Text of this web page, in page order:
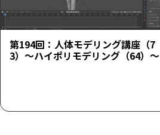
第194回：人体モデリング講座（7
3）～ハイポリモデリング（64）～